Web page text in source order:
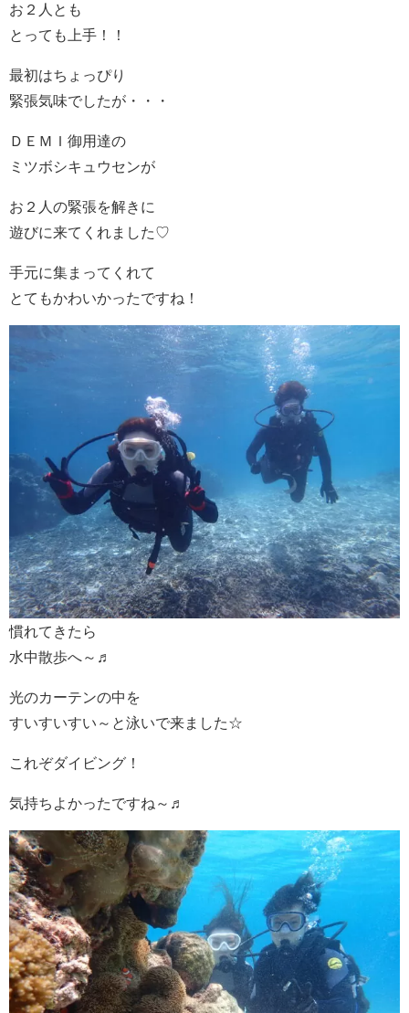
お２人とも
とっても上手！！
最初はちょっぴり
緊張気味でしたが・・・
ＤＥＭＩ御用達の
ミツボシキュウセンが
お２人の緊張を解きに
遊びに来てくれました♡
手元に集まってくれて
とてもかわいかったですね！
慣れてきたら
水中散歩へ～♬
光のカーテンの中を
すいすいすい～と泳いで来ました☆
これぞダイビング！
気持ちよかったですね～♬